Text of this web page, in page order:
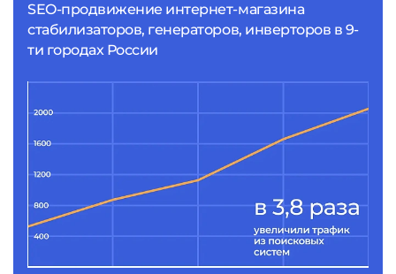
SEO-продвижение интернет-магазина
стабилизаторов, генераторов, инверторов в 9-
ти городах России